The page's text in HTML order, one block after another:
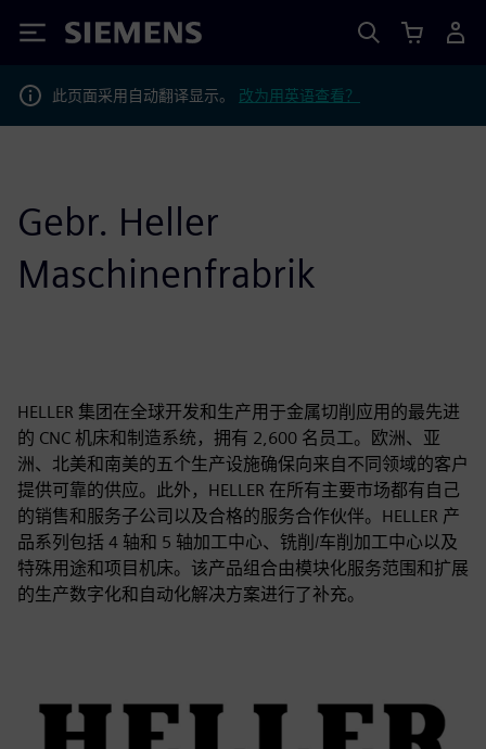
Siemens
此页面采用自动翻译显示。 改为用英语查看？
Gebr. Heller
Maschinenfrabrik
HELLER 集团在全球开发和生产用于金属切削应用的最先进
的 CNC 机床和制造系统，拥有 2,600 名员工。欧洲、亚
洲、北美和南美的五个生产设施确保向来自不同领域的客户
提供可靠的供应。此外，HELLER 在所有主要市场都有自己
的销售和服务子公司以及合格的服务合作伙伴。HELLER 产
品系列包括 4 轴和 5 轴加工中心、铣削/车削加工中心以及
特殊用途和项目机床。该产品组合由模块化服务范围和扩展
的生产数字化和自动化解决方案进行了补充。